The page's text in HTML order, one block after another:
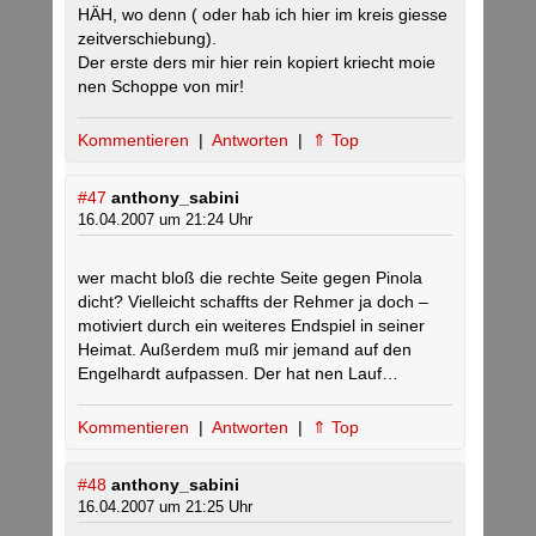
HÄH, wo denn ( oder hab ich hier im kreis giesse
zeitverschiebung).
Der erste ders mir hier rein kopiert kriecht moie
nen Schoppe von mir!
Kommentieren | Antworten | ⇑ Top
#47 anthony_sabini
16.04.2007 um 21:24 Uhr
wer macht bloß die rechte Seite gegen Pinola
dicht? Vielleicht schaffts der Rehmer ja doch –
motiviert durch ein weiteres Endspiel in seiner
Heimat. Außerdem muß mir jemand auf den
Engelhardt aufpassen. Der hat nen Lauf…
Kommentieren | Antworten | ⇑ Top
#48 anthony_sabini
16.04.2007 um 21:25 Uhr